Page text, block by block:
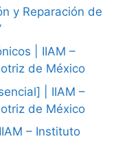
y Reparación de
| IIAM –
de México
| IIAM –
de México
– Instituto